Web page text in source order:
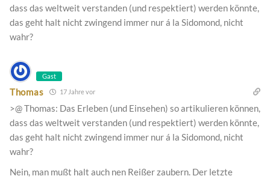
dass das weltweit verstanden (und respektiert) werden könnte,
das geht halt nicht zwingend immer nur á la Sidomond, nicht
wahr?
Gast
Thomas 17 Jahre vor
>@ Thomas: Das Erleben (und Einsehen) so artikulieren können,
dass das weltweit verstanden (und respektiert) werden könnte,
das geht halt nicht zwingend immer nur á la Sidomond, nicht
wahr?
Nein, man mußt halt auch nen Reißer zaubern. Der letzte